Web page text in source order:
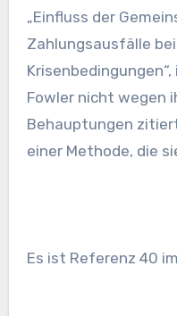
„Einfluss der
Zahlungsausfälle
Fowler nicht wegen
Behauptungen
einer Methode, die
Es ist Referenz 40